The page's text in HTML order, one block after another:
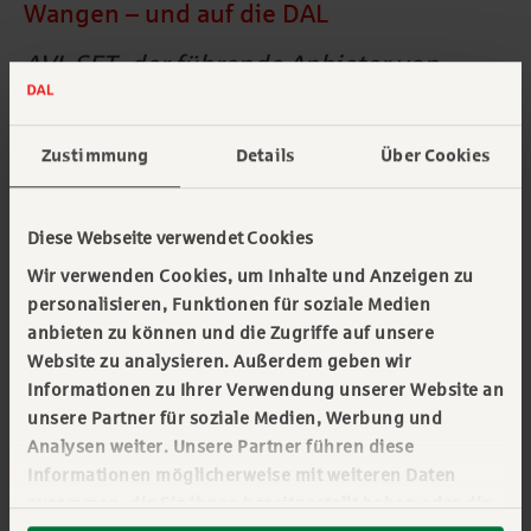
Zustimmung Details Über Cookies
Diese Webseite verwendet Cookies
Wir verwenden Cookies, um Inhalte und Anzeigen zu
personalisieren, Funktionen für soziale Medien
anbieten zu können und die Zugriffe auf unsere
Website zu analysieren. Außerdem geben wir
Informationen zu Ihrer Verwendung unserer Website an
unsere Partner für soziale Medien, Werbung und
Analysen weiter. Unsere Partner führen diese
Informationen möglicherweise mit weiteren Daten
zusammen, die Sie ihnen bereitgestellt haben oder die
Wangen – und auf die DAL
AVL SET, der führende Anbieter von
Inverter-Testsystemen im Bereich der
Elektromobilität, erweitert seine
Produktionskapazitäten an einem neuen
hochinnovative Unternehmen sowohl als
Finanzierungspartner wie auch rund um
das Thema Baumanagement.
15.10.2025